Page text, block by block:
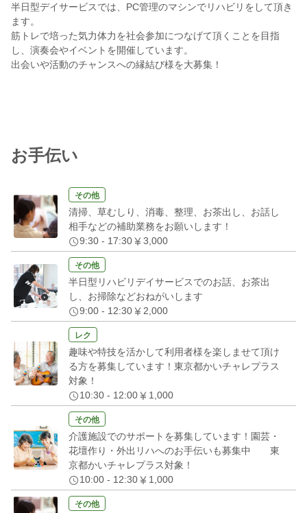
半日型デイサービスでは、PC管理のマシンでリハビリをして頂き
ます。
筋トレで培った気力体力を社会参加につなげて頂くことを目指
し、演奏会やイベントを開催しています。
出会いや活動のチャンスへの縁結び様を大募集！
お手伝い
その他
清掃、草むしり、消毒、整理、お茶出し、お話し
相手などの補助業務をお願いします！
9:30 - 17:30
3,000
その他
半日型リハビリデイサービスでのお話、お茶出
し、お掃除などおねがいします
9:00 - 12:30
2,000
レク
趣味や特技を活かして利用者様を楽しませて頂け
る方を募集しています！東京都かいチャレプラス
対象！
10:30 - 12:00
1,000
その他
介護施設でのサポートを募集しています！園芸・
花壇作り・外出リハへのお手伝いも募集中 東
京都かいチャレプラス対象！
10:00 - 12:30
1,000
その他